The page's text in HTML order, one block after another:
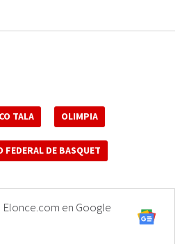
TALA OLIMPIA
FEDERAL DE BASQUET
Elonce.com en Google